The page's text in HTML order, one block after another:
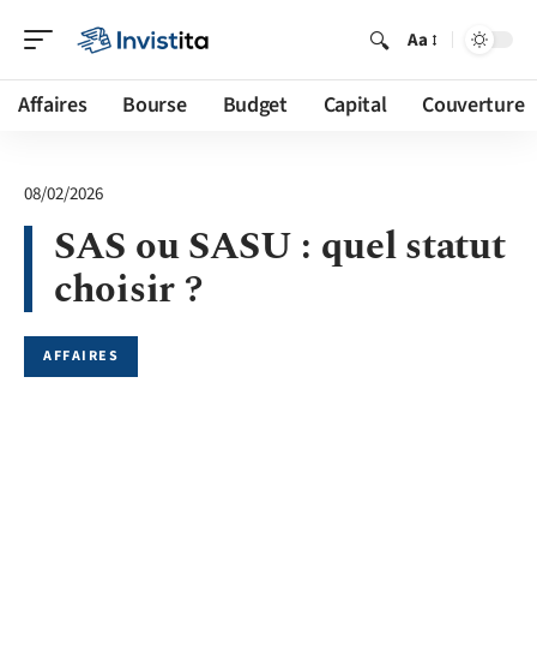
Aa
Affaires Bourse Budget Capital Couverture
08/02/2026
SAS ou SASU : quel statut
choisir ?
AFFAIRES